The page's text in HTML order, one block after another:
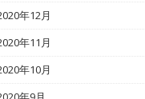
年12月
年11月
年10月